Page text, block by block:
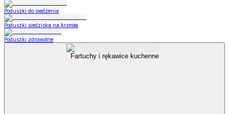
Poduszki do siedzenia
Poduszki siedziska na krzesła
Poduszki zdrowotne
Fartuchy i rękawice kuchenne